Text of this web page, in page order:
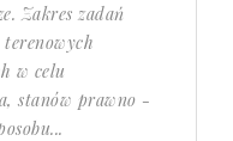
Zakres zadań
w celu
stanów prawno -